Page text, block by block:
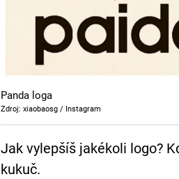
Panda loga
Zdroj: xiaobaosg / Instagram
Jak vylepšíš jakékoli logo?
kukuč.